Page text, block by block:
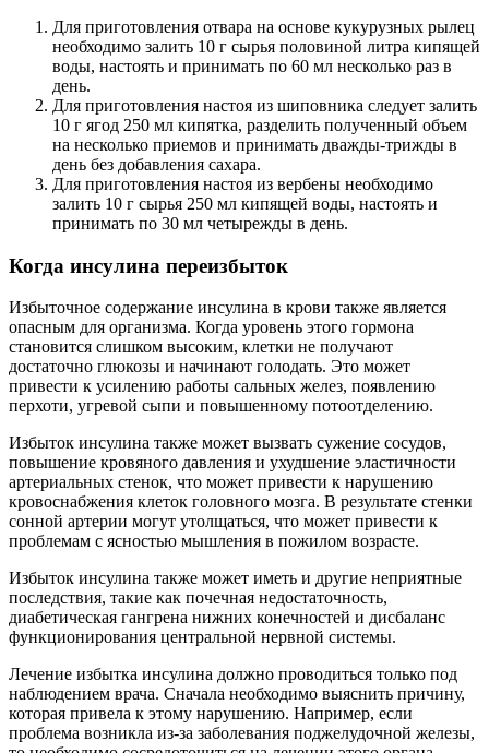
Для приготовления отвара на основе кукурузных рылец
необходимо залить 10 г сырья половиной литра кипящей
воды, настоять и принимать по 60 мл несколько раз в
день.
Для приготовления настоя из шиповника следует залить
10 г ягод 250 мл кипятка, разделить полученный объем
на несколько приемов и принимать дважды-трижды в
день без добавления сахара.
Для приготовления настоя из вербены необходимо
залить 10 г сырья 250 мл кипящей воды, настоять и
принимать по 30 мл четырежды в день.
Когда инсулина переизбыток
Избыточное содержание инсулина в крови также является
опасным для организма. Когда уровень этого гормона
становится слишком высоким, клетки не получают
достаточно глюкозы и начинают голодать. Это может
привести к усилению работы сальных желез, появлению
перхоти, угревой сыпи и повышенному потоотделению.
Избыток инсулина также может вызвать сужение сосудов,
повышение кровяного давления и ухудшение эластичности
артериальных стенок, что может привести к нарушению
кровоснабжения клеток головного мозга. В результате стенки
сонной артерии могут утолщаться, что может привести к
проблемам с ясностью мышления в пожилом возрасте.
Избыток инсулина также может иметь и другие неприятные
последствия, такие как почечная недостаточность,
диабетическая гангрена нижних конечностей и дисбаланс
функционирования центральной нервной системы.
Лечение избытка инсулина должно проводиться только под
наблюдением врача. Сначала необходимо выяснить причину,
которая привела к этому нарушению. Например, если
проблема возникла из-за заболевания поджелудочной железы,